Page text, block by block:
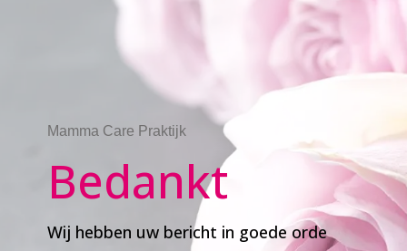
Mamma Care Praktijk
Bedankt
Wij hebben uw bericht in goede orde